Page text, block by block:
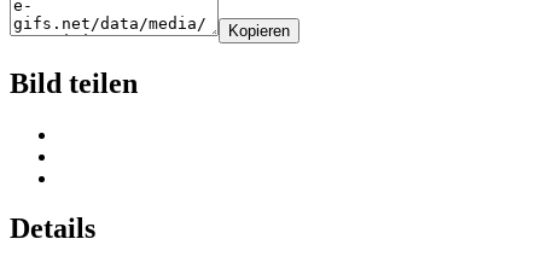
Kopieren
Bild teilen
Details